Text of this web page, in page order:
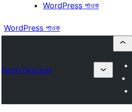
WordPress পাওক
WordPress পাওক
Plugin Directory